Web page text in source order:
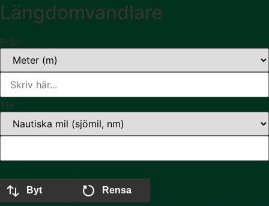
Längdomvandlare
Från:
Till:
Byt Rensa